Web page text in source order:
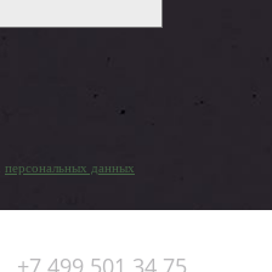
персональных данных
+7 499 501 34 75